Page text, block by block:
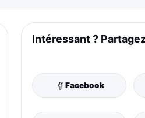
Intéressant ?
Facebook